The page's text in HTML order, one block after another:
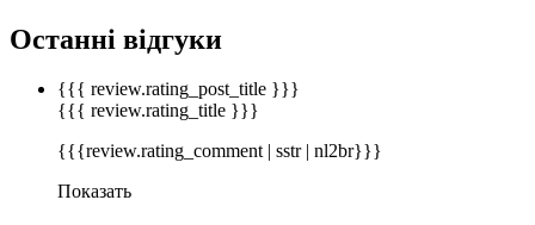
Останні відгуки
{{{ review.rating_post_title }}}
{{{ review.rating_title }}}
{{{review.rating_comment | sstr | nl2br}}}
Показать